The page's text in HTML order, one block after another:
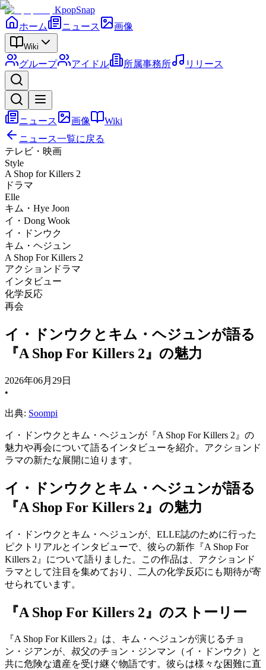
KpopSnap
ホーム
ニュース 画像
Wiki
グループ アイドル 所属事務所 リリース
ニュース 画像
Wiki
ニュース一覧に戻る
テレビ・映画
Style
A Shop for Killers 2
ドラマ
Elle
キム・Hye Joon
イ・Dong Wook
イ・ドンウク
キム・ヘジュン
A Shop For Killers 2
アクションドラマ
インタビュー
化学反応
再会
イ・ドンウクとキム・ヘジュンが語る
『A Shop For Killers 2』の魅力
2026年06月29日
•
出典: Soompi
イ・ドンウクとキム・ヘジュンが『A Shop For Killers 2』の
魅力や再会について語るインタビューを紹介。アクションド
ラマの新たな展開に迫ります。
イ・ドンウクとキム・ヘジュンが語る
『A Shop For Killers 2』の魅力
イ・ドンウクとキム・ヘジュンが、ELLE誌のために行った
ピクトリアルとインタビューで、彼らの新作『A Shop For
Killers 2』について語りました。この作品は、アクションド
ラマとして注目を集めており、二人の化学反応にも期待が寄
せられています。
『A Shop For Killers 2』のストーリー
『A Shop For Killers 2』は、キム・ヘジュンが演じるチョ
ン・ジアンが、叔父のチョン・ジンマン（イ・ドンウク）と
共に危険な遺産を受け継ぐ物語です。彼らは様々な困難に直